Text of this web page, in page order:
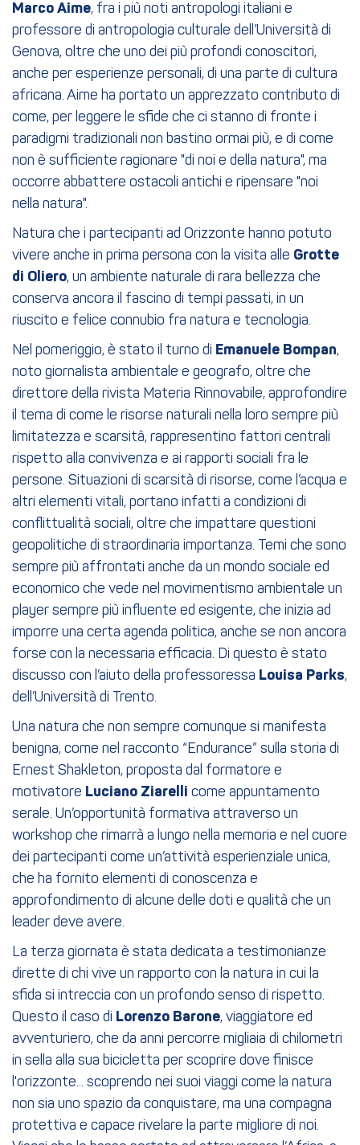
Marco Aime, fra i più noti antropologi italiani e
professore di antropologia culturale dell’Università di
Genova, oltre che uno dei più profondi conoscitori,
anche per esperienze personali, di una parte di cultura
africana. Aime ha portato un apprezzato contributo di
come, per leggere le sfide che ci stanno di fronte i
paradigmi tradizionali non bastino ormai più, e di come
non è sufficiente ragionare "di noi e della natura", ma
occorre abbattere ostacoli antichi e ripensare "noi
nella natura".
Natura che i partecipanti ad Orizzonte hanno potuto
vivere anche in prima persona con la visita alle Grotte
di Oliero, un ambiente naturale di rara bellezza che
conserva ancora il fascino di tempi passati, in un
riuscito e felice connubio fra natura e tecnologia.
Nel pomeriggio, è stato il turno di Emanuele Bompan,
noto giornalista ambientale e geografo, oltre che
direttore della rivista Materia Rinnovabile, approfondire
il tema di come le risorse naturali nella loro sempre più
limitatezza e scarsità, rappresentino fattori centrali
rispetto alla convivenza e ai rapporti sociali fra le
persone. Situazioni di scarsità di risorse, come l’acqua e
altri elementi vitali, portano infatti a condizioni di
conflittualità sociali, oltre che impattare questioni
geopolitiche di straordinaria importanza. Temi che sono
sempre più affrontati anche da un mondo sociale ed
economico che vede nel movimentismo ambientale un
player sempre più influente ed esigente, che inizia ad
imporre una certa agenda politica, anche se non ancora
forse con la necessaria efficacia. Di questo è stato
discusso con l’aiuto della professoressa Louisa Parks,
dell’Università di Trento.
Una natura che non sempre comunque si manifesta
benigna, come nel racconto “Endurance” sulla storia di
Ernest Shakleton, proposta dal formatore e
motivatore Luciano Ziarelli come appuntamento
serale. Un’opportunità formativa attraverso un
workshop che rimarrà a lungo nella memoria e nel cuore
dei partecipanti come un’attività esperienziale unica,
che ha fornito elementi di conoscenza e
approfondimento di alcune delle doti e qualità che un
leader deve avere.
La terza giornata è stata dedicata a testimonianze
dirette di chi vive un rapporto con la natura in cui la
sfida si intreccia con un profondo senso di rispetto.
Questo il caso di Lorenzo Barone, viaggiatore ed
avventuriero, che da anni percorre migliaia di chilometri
in sella alla sua bicicletta per scoprire dove finisce
l'orizzonte... scoprendo nei suoi viaggi come la natura
non sia uno spazio da conquistare, ma una compagna
protettiva e capace rivelare la parte migliore di noi.